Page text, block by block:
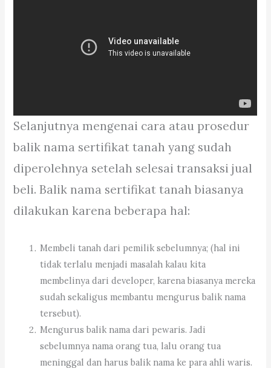
Selanjutnya mengenai cara atau prosedur
balik nama sertifikat tanah yang sudah
diperolehnya setelah selesai transaksi jual
beli. Balik nama sertifikat tanah biasanya
dilakukan karena beberapa hal:
Membeli tanah dari pemilik sebelumnya; (hal ini
tidak terlalu menjadi masalah kalau kita
membelinya dari developer, karena biasanya mereka
sudah sekaligus membantu mengurus balik nama
tersebut).
Mengurus balik nama dari pewaris. Jadi
sebelumnya nama orang tua, lalu orang tua
meninggal dan harus balik nama ke para ahli waris.